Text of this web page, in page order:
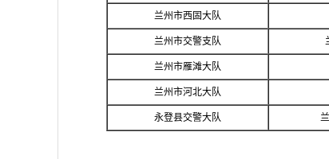
兰州市西固大队
兰州市交警支队
兰州市雁滩大队
兰州市河北大队
永登县交警大队